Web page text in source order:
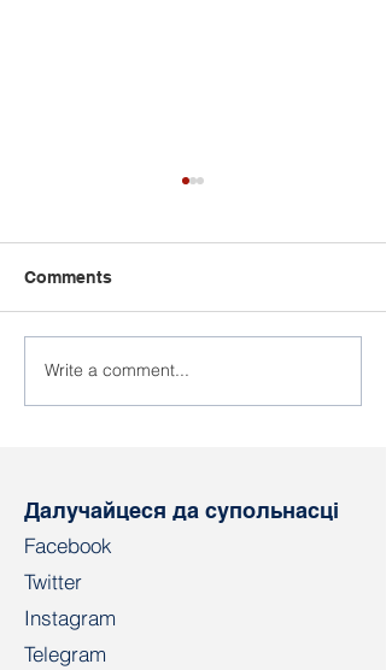
Абавязковае
прымусовая праца?
Comments
Write a comment...
Далучайцеся да супольнасці
Facebook
Twitter
Instagram
Telegram